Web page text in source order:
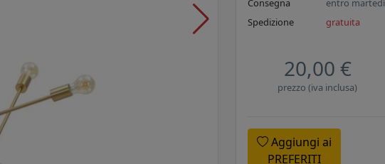
Consegna
entro
Spedizione
gratuita
20,00 €
prezzo (iva inclusa)
Aggiungi ai
PREFERITI